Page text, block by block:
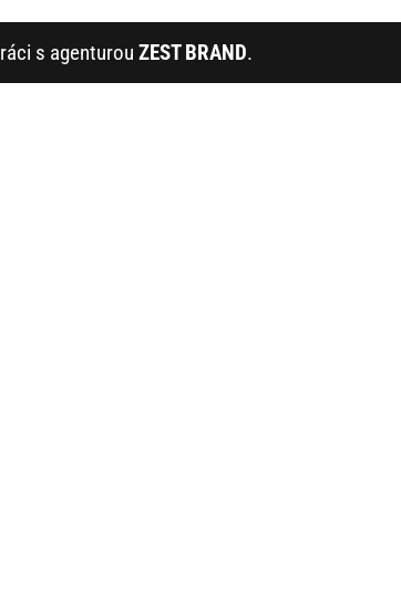
s agenturou ZEST BRAND.